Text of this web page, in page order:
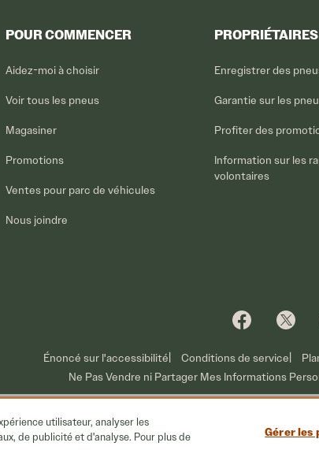
POUR COMMENCER
Aidez-moi à choisir
Voir tous les pneus
Magasiner
Promotions
Ventes pour parc de véhicules
Nous joindre
Enregistrer des
Garantie sur les
Profiter des
Information sur les
volontaires
Énoncé sur l'accessibilité Conditions de service
Ne Pas Vendre ni Partager Mes Informations
utilisateur, analyser les
de publicité et d'analyse. Pour plus de
Gérer les